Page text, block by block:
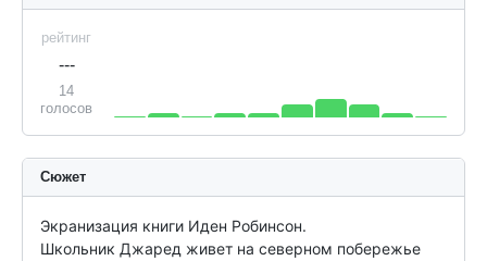
рейтинг
---
14
голосов
Сюжет
Экранизация книги Иден Робинсон.
Школьник Джаред живет на северном побережье